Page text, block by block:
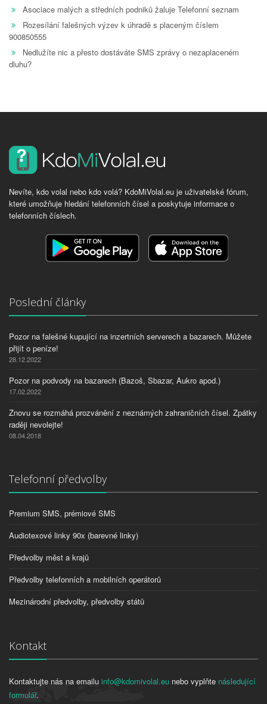
Asociace malých a středních podniků žaluje Telefonní seznam
Rozesílání falešných výzev k úhradě s placeným číslem
900850555
Nedlužíte nic a přesto dostáváte SMS zprávy o nezaplaceném
dluhu?
Nevíte, kdo volal nebo kdo volá? KdoMiVolal.eu je uživatelské fórum,
které umožňuje hledání telefonních čísel a poskytuje informace o
telefonních číslech.
Poslední články
Pozor na falešné kupující na inzertních serverech a bazarech. Můžete
přijít o peníze!
28.12.2022
Pozor na podvody na bazarech (Bazoš, Sbazar, Aukro apod.)
17.02.2022
Znovu se rozmáhá prozvánění z neznámých zahraničních čísel. Zpátky
raději nevolejte!
08.04.2018
Telefonní předvolby
Premium SMS, prémiové SMS
Audiotexové linky 90x (barevné linky)
Předvolby měst a krajů
Předvolby telefonních a mobilních operátorů
Mezinárodní předvolby, předvolby států
Kontakt
Kontaktujte nás na emailu info@kdomivolal.eu nebo vyplňte následující
formulář.